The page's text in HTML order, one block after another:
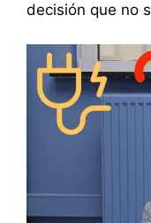
decisión que no